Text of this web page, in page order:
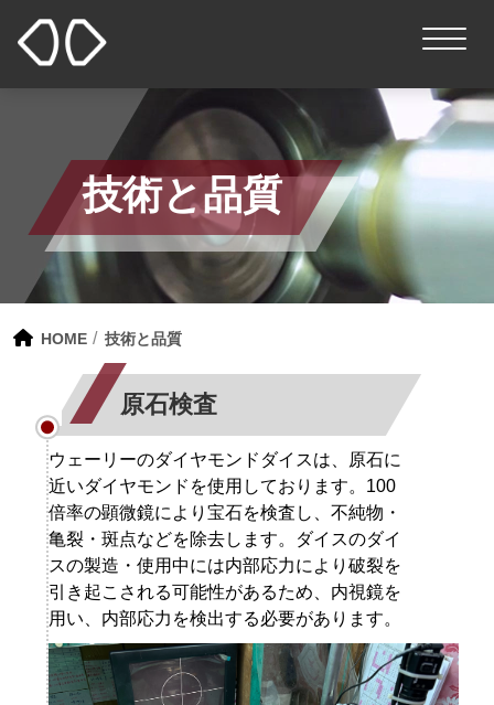
技術と品質
HOME 技術と品質
原石検査
ウェーリーのダイヤモンドダイスは、原石に
近いダイヤモンドを使用しております。100
倍率の顕微鏡により宝石を検査し、不純物・
亀裂・斑点などを除去します。ダイスのダイ
スの製造・使用中には内部応力により破裂を
引き起こされる可能性があるため、内視鏡を
用い、内部応力を検出する必要があります。